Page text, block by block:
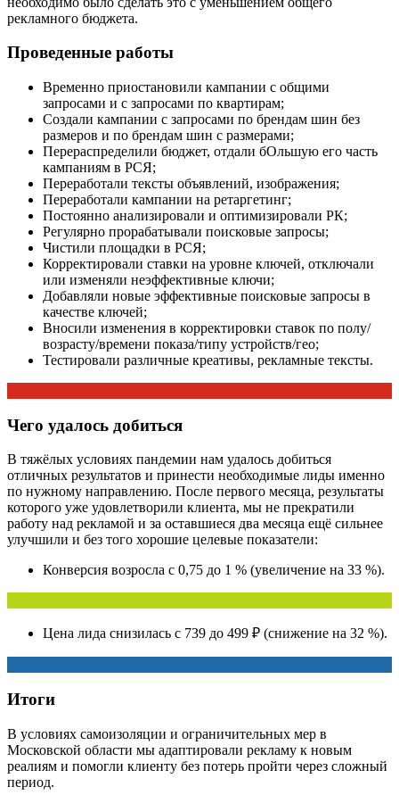
рекламного бюджета.
Проведенные работы
Временно приостановили кампании с общими
запросами и с запросами по квартирам;
Создали кампании с запросами по брендам шин без
размеров и по брендам шин с размерами;
Перераспределили бюджет, отдали бОльшую его часть
кампаниям в РСЯ;
Переработали тексты объявлений, изображения;
Переработали кампании на ретаргетинг;
Постоянно анализировали и оптимизировали РК;
Регулярно прорабатывали поисковые запросы;
Чистили площадки в РСЯ;
Корректировали ставки на уровне ключей, отключали
или изменяли неэффективные ключи;
Добавляли новые эффективные поисковые запросы в
качестве ключей;
Вносили изменения в корректировки ставок по полу/
возрасту/времени показа/типу устройств/гео;
Тестировали различные креативы, рекламные тексты.
Чего удалось добиться
В тяжёлых условиях пандемии нам удалось добиться
отличных результатов и принести необходимые лиды именно
по нужному направлению. После первого месяца, результаты
которого уже удовлетворили клиента, мы не прекратили
работу над рекламой и за оставшиеся два месяца ещё сильнее
улучшили и без того хорошие целевые показатели:
Конверсия возросла с 0,75 до 1 % (увеличение на 33 %).
Цена лида снизилась с 739 до 499 ₽ (снижение на 32 %).
Итоги
В условиях самоизоляции и ограничительных мер в
Московской области мы адаптировали рекламу к новым
реалиям и помогли клиенту без потерь пройти через сложный
период.